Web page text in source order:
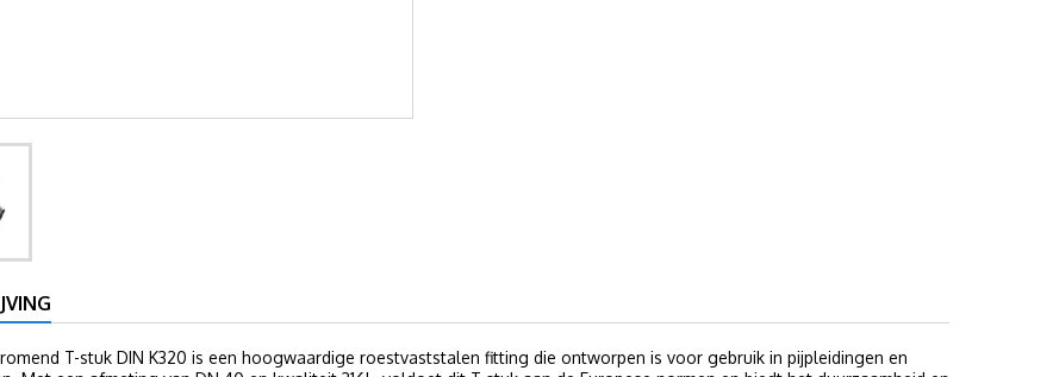
T-stuk DIN K320 is een hoogwaardige roestvaststalen fitting die ontworpen is voor gebruik in pijpleidingen en